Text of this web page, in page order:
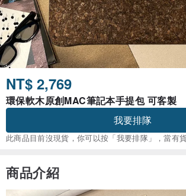
NT$ 2,769
環保軟木原創MAC筆記本手提包 可客製
我要排隊
此商品目前沒現貨，你可以按「我要排隊」，當有
商品介紹